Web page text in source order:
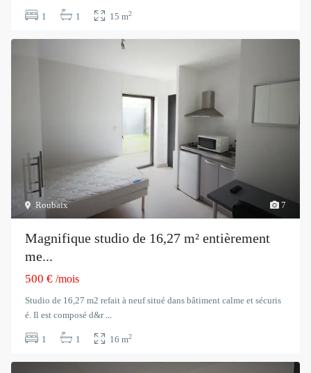
1 1 15 m2
7
Roubaix
Magnifique studio de 16,27 m² entièrement
me...
500 €/mois
Studio de 16,27 m2 refait à neuf situé dans bâtiment calme et sécuris
é. Il est composé d&r
1 1 16 m2